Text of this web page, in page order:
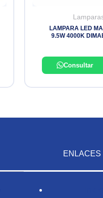
LAMPARA LED
9.5W 4000K
Consultar
ENLACES